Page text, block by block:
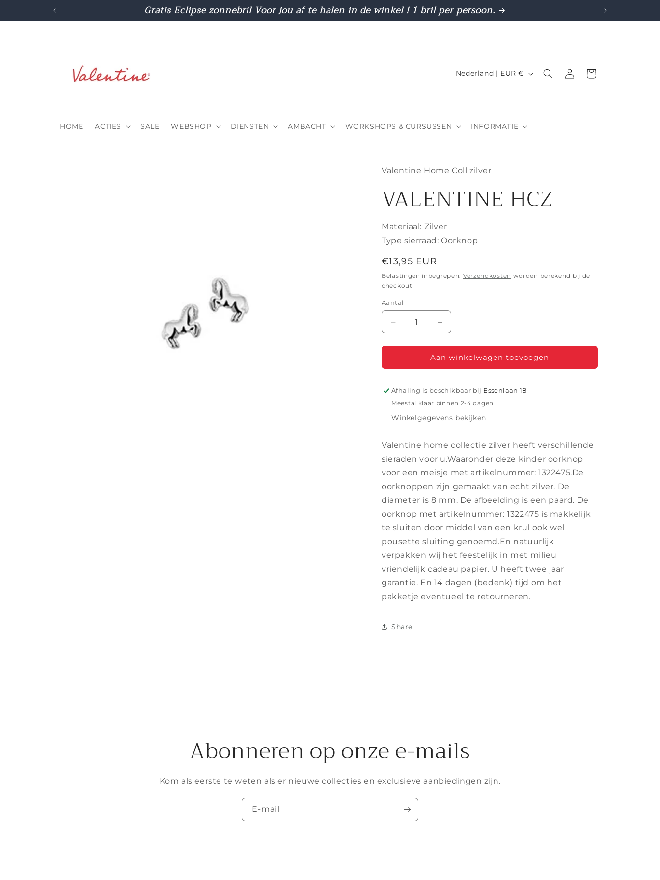
content
Gratis Eclipse zonnebril Voor jou af te halen in de winkel ! 1 bril per persoon.
HOME ACTIES SALE WEBSHOP DIENSTEN AMBACHT WORKSHOPS & CURSUSSEN INFORMATIE
L
d
/
e
i
Nederland | EUR € Inloggen
Winkelwagen
Valentine Home Coll zilver
VALENTINE HCZ
Materiaal: Zilver
Type sierraad: Oorknop
Normale
prijs
€13,95 EUR
Belastingen inbegrepen. Verzendkosten worden berekend bij de
checkout.
Aantal
Aantal
verlagen
voor
VALENTINE
HCZ
Aantal
verhogen
voor
VALENTINE
HCZ
Aan winkelwagen toevoegen
Afhaling is beschikbaar bij Essenlaan 18
Meestal klaar binnen 2-4 dagen
Winkelgegevens bekijken
Valentine home collectie zilver heeft verschillende
sieraden voor u.Waaronder deze kinder oorknop
voor een meisje met artikelnummer: 1322475.De
oorknoppen zijn gemaakt van echt zilver. De
diameter is 8 mm. De afbeelding is een paard. De
oorknop met artikelnummer: 1322475 is makkelijk
te sluiten door middel van een krul ook wel
pousette sluiting genoemd.En natuurlijk
verpakken wij het feestelijk in met milieu
vriendelijk cadeau papier. U heeft twee jaar
garantie. En 14 dagen (bedenk) tijd om het
pakketje eventueel te retourneren.
Share
Abonneren op onze e-mails
Kom als eerste te weten als er nieuwe collecties en exclusieve aanbiedingen zijn.
E‑mail